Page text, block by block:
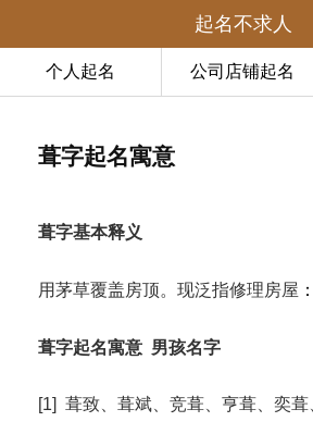
起名不求人
个人起名 公司店铺起名
葺字起名寓意
葺字基本释义
用茅草覆盖房顶。现泛指修理房屋
葺字起名寓意 男孩名字
[1] 葺致、葺斌、竞葺、亨葺、奕葺